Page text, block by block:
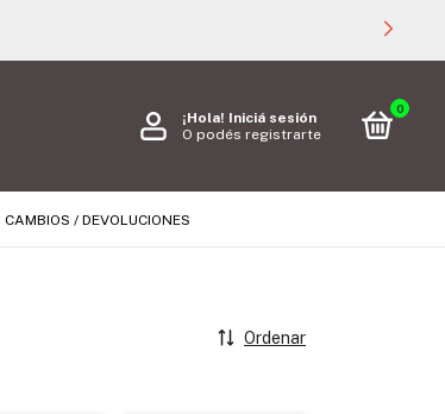
¡Hola! Iniciá sesión
O podés registrarte
0
CAMBIOS / DEVOLUCIONES
Ordenar